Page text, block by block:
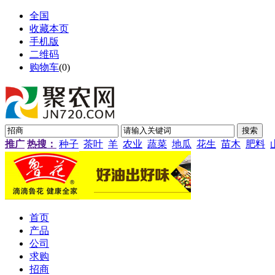
全国
收藏本页
手机版
二维码
购物车(0)
推广 热搜： 种子 茶叶 羊 农业 蔬菜 地瓜 花生 苗木 肥料
首页
产品
公司
求购
招商